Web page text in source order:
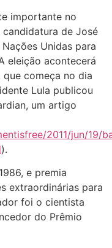
importante no
de José
Unidas para
eleição acontecerá
começa no dia
Lula publicou
um artigo
2011/jun/19/
).
e premia
extraordinárias para
foi o cientista
do Prêmio